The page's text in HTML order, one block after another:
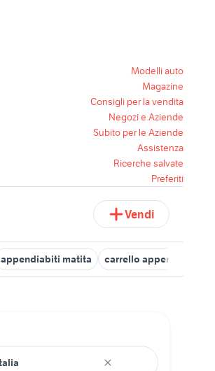
Modelli auto
Magazine
Consigli per la vendita
Negozi e Aziende
Subito per le Aziende
Assistenza
Ricerche salvate
Preferiti
Vendi
appendiabiti matita carrello appendiabiti